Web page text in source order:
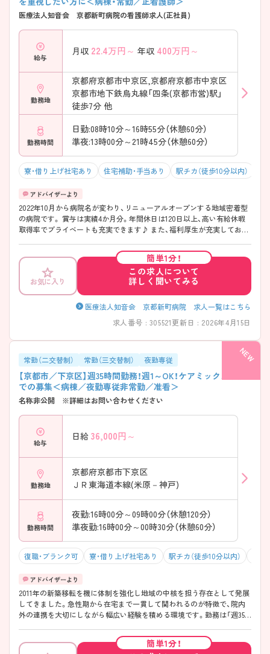
能を併せ持つ ・地域連携に深く関わる環境 → 幅広い視点を持った看護
師を目指せます ――――――――――――――― ■ 専門性も着実に深
められる ――――――――――――――― スキルアップの機会もしっ
会参加など外部研修も充実 → 実践＋学びの両立が叶います
医療法人知音会 京都新町病院の看護師求人(正社員)
給与
月収 22.4万円～ 年収 400万円～
勤務地
京都府京都市中京区,京都府京都市中京区
京都市地下鉄烏丸線「四条(京都市営)駅」
徒歩7分 他
勤務時間
日勤:08時10分～16時55分（休憩60分）
準夜:13時00分～21時45分（休憩60分）
寮・借り上げ社宅あり 住宅補助・手当あり 駅チカ（徒歩10分以内）
2022年10月から病院名が変わり、リニューアルオープンする地域密着型
の病院です。 賞与は実績4か月分。年間休日は120日以上、高い有給休暇
取得率でプライベートも充実できます♪ また、福利厚生が充実してお
ですのでアクセスが大変便利で、仕事終わりに徒歩で繁華街へ行くこと
なども可能です。 少しでも興味のある方はお気軽にご相談ください。よ
り詳しくご説明いたします！
お気に入り
簡単1分！
この求人について
詳しく聞いてみる
医療法人知音会 京都新町病院 求人一覧はこちら
求人番号 : 305521更新日 : 2026年4月15日
常勤（二交替制） 常勤（三交替制） 夜勤専従
【京都市／下京区】週35時間勤務！週1～OK！ケアミックス病院
での募集＜病棟／夜勤専従非常勤／准看＞
名称非公開 ※詳細はお問い合わせください
給与
日給 36,000円～
勤務地
京都府京都市下京区
ＪＲ東海道本線(米原－神戸)
勤務時間
夜勤:16時00分～09時00分（休憩120分）
準夜勤:16時00分～00時30分（休憩60分）
復職・ブランク可 寮・借り上げ社宅あり 駅チカ（徒歩10分以内）
2011年の新築移転を機に体制を強化し地域の中核を担う存在として発展
してきました。急性期から在宅まで一貫して関われるのが特徴で、院内
外の連携を大切にしながら幅広い経験を積める環境です。勤務は「週35
も整っており、プリセプター制度や段階的な育成で経験に不安がある方
も安心してスタートしやすい職場です。簡単1分！